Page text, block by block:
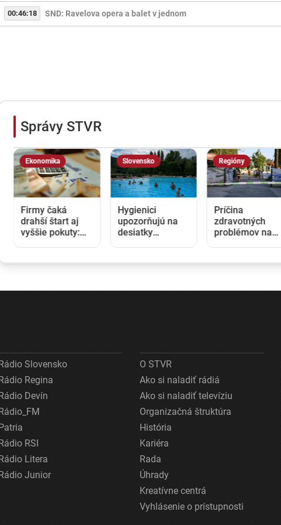
00:46:18 SND: Ravelova opera a balet v jednom
Správy STVR
Ekonomika
Firmy čaká
drahší štart aj
vyššie pokuty:
obchodnom
spravodlivosti
Slovensko
Hygienici
upozorňujú na
desiatky
najväčším
mykóza a kožné
Regióny
Príčina
zdravotných
problémov na
ostáva nejasná.
nepotvrdila
Slovensko
Regina
Devín
RSI
Litera
Junior
O STVR
Ako si naladiť rádiá
Ako si naladiť televíziu
Organizačná štruktúra
História
Kariéra
Rada
Úhrady
Kreatívne centrá
Vyhlásenie o prístupnosti